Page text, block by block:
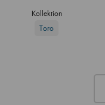
Kollektion
Toro